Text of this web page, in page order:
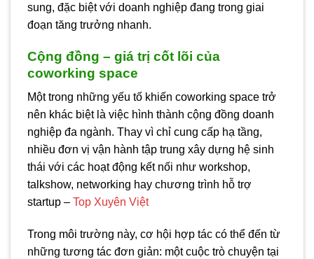
sung, đặc biệt với doanh nghiệp đang trong giai
đoạn tăng trưởng nhanh.
Cộng đồng – giá trị cốt lõi của
coworking space
Một trong những yếu tố khiến coworking space trở
nên khác biệt là việc hình thành cộng đồng doanh
nghiệp đa ngành. Thay vì chỉ cung cấp hạ tầng,
nhiều đơn vị vận hành tập trung xây dựng hệ sinh
thái với các hoạt động kết nối như workshop,
talkshow, networking hay chương trình hỗ trợ
startup – Top Xuyên Việt
Trong môi trường này, cơ hội hợp tác có thể đến từ
những tương tác đơn giản: một cuộc trò chuyện tại